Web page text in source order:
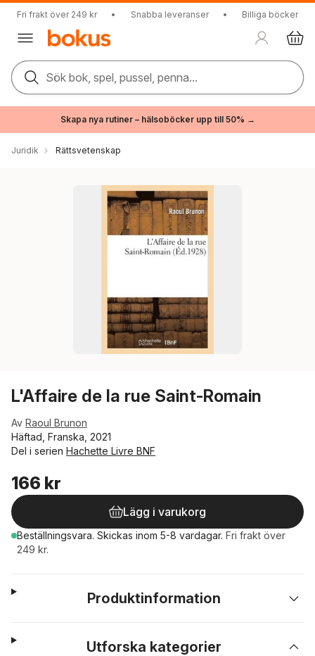
Fri frakt över 249 kr • Snabba leveranser • Billiga böcker
Sök bok, spel, pussel, penna...
Skapa nya rutiner – hälsoböcker upp till 50% →
Juridik Rättsvetenskap
L'Affaire de la rue Saint-Romain
Av Raoul Brunon
Häftad, Franska, 2021
Del i serien Hachette Livre BNF
166 kr
Lägg i varukorg
Beställningsvara. Skickas inom 5-8 vardagar. Fri frakt över
249 kr.
Produktinformation
Utforska kategorier